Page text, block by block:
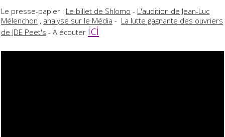
Le presse-papier : Le billet de Shlomo - L'audition de Jean-Luc
Mélenchon , analyse sur le Média - La lutte gagnante des ouvriers
de JDE Peet's - A écouter ici